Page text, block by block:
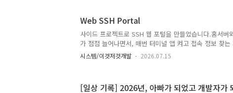
젝트까지 각각의 URL을 기억하거나 브라우저 즐겨찾기에
편해졌습니다.이를 한 화면에 정리하기 위해 오픈소스 애
Homepage를 설치하였습니다.구성한 ..
Web SSH Portal
사이드 프로젝트로 SSH 웹 포털을 만들었습니다.홈서버
가 점점 늘어나면서, 매번 터미널 앱 켜고 접속 정보 찾
확히는 한차례의 소동때문이었는데, 테슬라메이트 잘 쓰
보니 업데이트로 방식이 바뀌었고 3주나 데이터를 못받았
문에 데탑을 저기 저 구석에 넣어놓은지라 접속하는데 한
시스템/이것저것개발 2026.07.15
[일상 기록] 2026년, 아빠가 되었고 개발자가